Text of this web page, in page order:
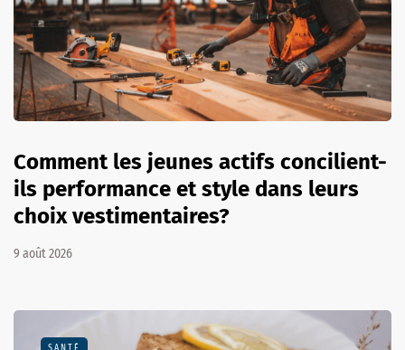
Comment les jeunes actifs concilient-
ils performance et style dans leurs
choix vestimentaires?
9 août 2026